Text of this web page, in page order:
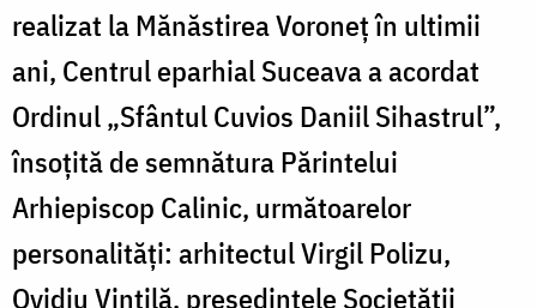
realizat la Mănăstirea Voroneț în ultimii
ani, Centrul eparhial Suceava a acordat
Ordinul „Sfântul Cuvios Daniil Sihastrul”,
însoțită de semnătura Părintelui
Arhiepiscop Calinic, următoarelor
personalități: arhitectul Virgil Polizu,
Ovidiu Vintilă, președintele Societății